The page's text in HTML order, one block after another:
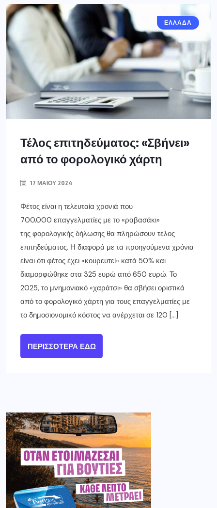
ΕΛΛΑΔΑ
Τέλος επιτηδεύματος: «Σβήνει»
από το φορολογικό χάρτη
17 ΜΑΪ́ΟΥ 2024
Φέτος είναι η τελευταία χρονιά που
700.000 επαγγελματίες με το «ραβασάκι»
της φορολογικής δήλωσης θα πληρώσουν τέλος
επιτηδεύματος. Η διαφορά με τα προηγούμενα χρόνια
είναι ότι φέτος έχει «κουρευτεί» κατά 50% και
διαμορφώθηκε στα 325 ευρώ από 650 ευρώ. Το
2025, το μνημονιακό «χαράτσι» θα σβήσει οριστικά
από το φορολογικό χάρτη για τους επαγγελματίες με
το δημοσιονομικό κόστος να ανέρχεται σε 120 […]
ΠΕΡΙΣΣΌΤΕΡΑ ΕΔΏ